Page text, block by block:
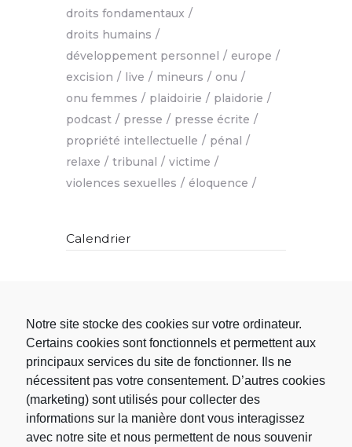
Notre site stocke des cookies sur votre ordinateur.
Certains cookies sont fonctionnels et permettent aux
principaux services du site de fonctionner. Ils ne
nécessitent pas votre consentement. D’autres cookies
(marketing) sont utilisés pour collecter des
informations sur la manière dont vous interagissez
avec notre site et nous permettent de nous souvenir
droits fondamentaux
droits humains
développement personnel
europe
excision
live mineurs
onu
onu femmes
plaidoirie
plaidorie
podcast
presse
presse écrite
propriété intellectuelle
pénal
relaxe
tribunal
victime
violences sexuelles
éloquence
Calendrier
3
4 5 6 7 8
9
10
11 12 13 14 15
16
17
18 19 20 21 22
23
24
25 26 27 28 29
30
31